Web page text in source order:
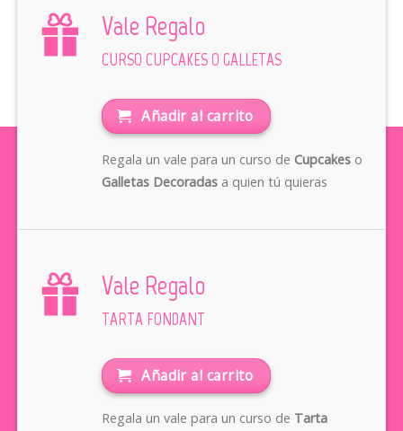
Vale Regalo
CURSO CUPCAKES O GALLETAS
Añadir al carrito
Regala un vale para un curso de Cupcakeso
Galletas Decoradasa quien tú quieras
Vale Regalo
TARTA FONDANT
Añadir al carrito
Regala un vale para un curso de Tarta